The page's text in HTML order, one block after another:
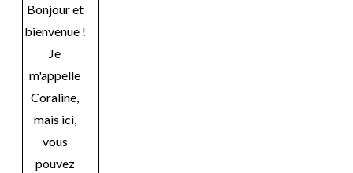
Bonjour et
bienvenue !
Je
m'appelle
Coraline,
mais ici,
vous
pouvez